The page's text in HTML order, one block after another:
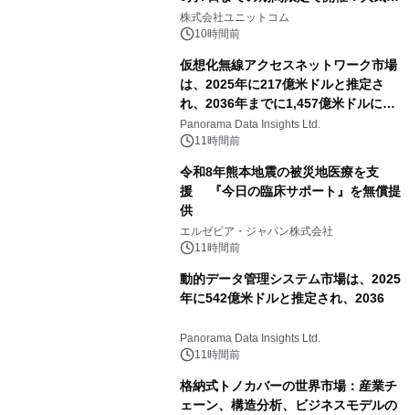
ゲーミングPCや高性能ノートPCなど
対象iiyama PCのご購入で最大3万円分
株式会社ユニットコム
10時間前
仮想化無線アクセスネットワーク市場
は、2025年に217億米ドルと推定さ
れ、2036年までに1,457億米ドルに達
すると予測されており、予測期間
（2026年～2036年）
Panorama Data Insights Ltd.
11時間前
令和8年熊本地震の被災地医療を支
援 『今日の臨床サポート』を無償提
供
エルゼビア・ジャパン株式会社
11時間前
動的データ管理システム市場は、2025
年に542億米ドルと推定され、2036
Panorama Data Insights Ltd.
11時間前
格納式トノカバーの世界市場：産業チ
ェーン、構造分析、ビジネスモデルの